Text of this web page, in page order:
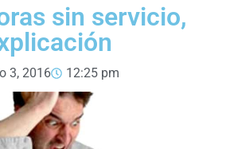
sin servicio,
3, 2016 12:25 pm